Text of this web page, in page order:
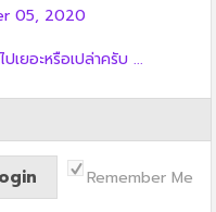
05, 2020
เยอะหรือเปล่าครับ ...
Remember Me